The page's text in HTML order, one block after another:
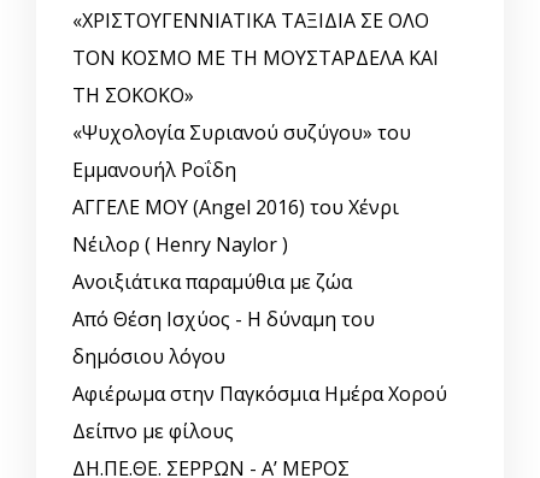
«ΧΡΙΣΤΟΥΓΕΝΝΙΑΤΙΚΑ ΤΑΞΙΔΙΑ ΣΕ ΟΛΟ
ΤΟΝ ΚΟΣΜΟ ΜΕ ΤΗ ΜΟΥΣΤΑΡΔΕΛΑ ΚΑΙ
ΤΗ ΣΟΚΟΚΟ»
«Ψυχολογία Συριανού συζύγου» του
Εμμανουήλ Ροΐδη
ΑΓΓΕΛΕ ΜΟΥ (Angel 2016) του Χένρι
Νέιλορ ( Henry Naylor )
Ανοιξιάτικα παραμύθια με ζώα
Από Θέση Ισχύος - Η δύναμη του
δημόσιου λόγου
Αφιέρωμα στην Παγκόσμια Ημέρα Χορού
Δείπνο με φίλους
ΔΗ.ΠΕ.ΘΕ. ΣΕΡΡΩΝ - Α’ ΜΕΡΟΣ